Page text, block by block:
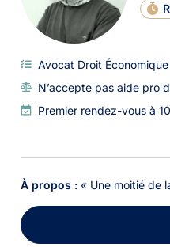
Avocat Droit
N’accepte pas aide pro
Premier rendez-vous à
À propos : « Une moitié de